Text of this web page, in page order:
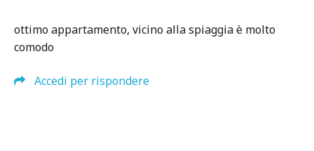
ottimo appartamento, vicino alla spiaggia è molto
comodo
Accedi per rispondere